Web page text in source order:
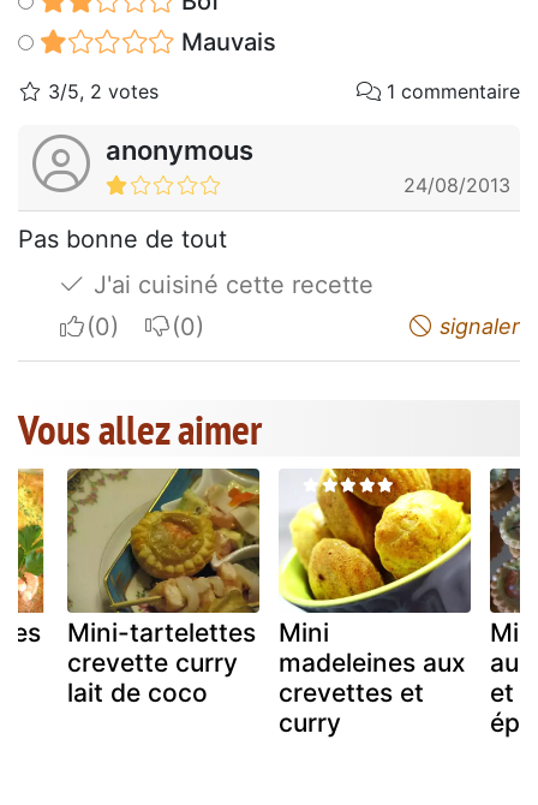
Mauvais
3/5, 2 votes 1 commentaire
anonymous
24/08/2013
Pas bonne de tout
J'ai cuisiné cette recette
I apreciateI do not appreciate signaler
Vous allez aimer
Mini-tartelettes
crevette curry
lait de coco
Mini
madeleines aux
crevettes et
curry
et